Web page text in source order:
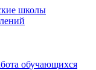
школы
обучающихся